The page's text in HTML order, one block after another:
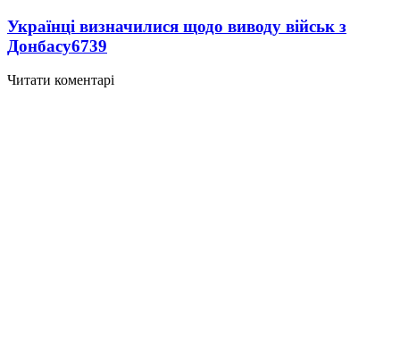
Українці визначилися щодо виводу військ з
Донбасу6739
Читати коментарі